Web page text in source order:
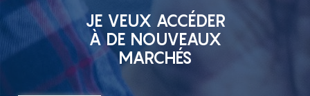
JE VEUX ACCÉDER
À DE NOUVEAUX
MARCHÉS